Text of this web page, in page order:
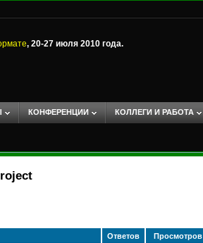
, 20-27 июля 2010 года.
КОНФЕРЕНЦИИ КОЛЛЕГИ И РАБОТА
Ответов Просмотров